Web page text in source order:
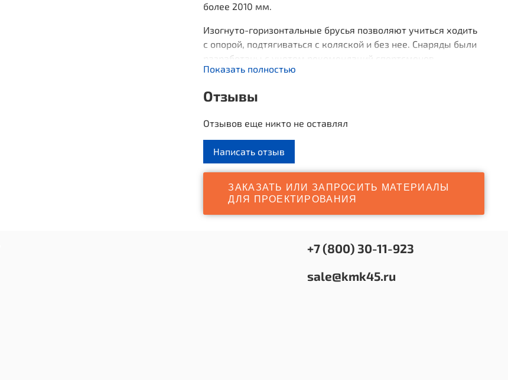
более 2010 мм.
Изогнуто-горизонтальные брусья позволяют учиться ходить
с опорой, подтягиваться с коляской и без нее. Снаряды были
разработаны с учетом рекомендаций спортсменов
паралимпийского резерва и имеют три преимущества:
Жерди диаметром 34 мм дают удобный хват и не режут
соединение «хомут» позволяют брусьям выдерживать
9-кратные нагрузки;
Защита от скольжения и обледенения позволяет
безопасно заниматься даже зимой.
Показать полностью
Отзывы
Отзывов еще никто не оставлял
Написать отзыв
ЗАКАЗАТЬ ИЛИ ЗАПРОСИТЬ МАТЕРИАЛЫ
ДЛЯ ПРОЕКТИРОВАНИЯ
+7 (800) 30-11-923
sale@kmk45.ru